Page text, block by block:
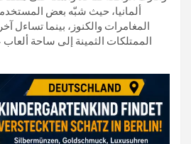
ألمانيا، حيث شبّه بعض
المغامرات والكنوز، بينما
الممتلكات الثمينة إلى ساحة